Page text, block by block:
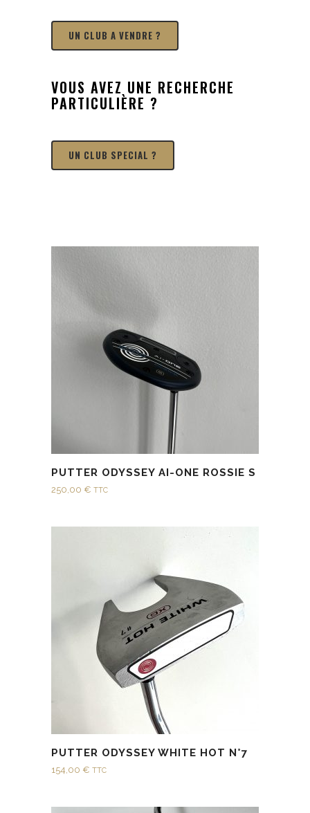
UN CLUB A VENDRE ?
VOUS AVEZ UNE RECHERCHE
PARTICULIÈRE ?
UN CLUB SPECIAL ?
PUTTER ODYSSEY AI-ONE ROSSIE S
250,00 € TTC
PUTTER ODYSSEY WHITE HOT N°7
154,00 € TTC